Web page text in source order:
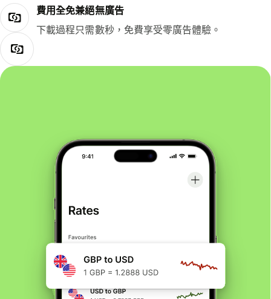
費用全免兼絕無廣告
下載過程只需數秒，免費享受零廣告體驗。